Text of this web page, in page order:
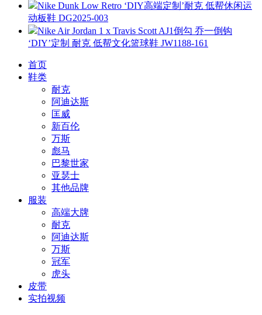
Nike Dunk Low Retro ‘DIY高端定制’耐克 低帮休闲运
动板鞋 DG2025-003
Nike Air Jordan 1 x Travis Scott AJ1倒勾 乔一倒钩
‘DIY’定制 耐克 低帮文化篮球鞋 JW1188-161
首页
鞋类
耐克
阿迪达斯
匡威
新百伦
万斯
彪马
巴黎世家
亚瑟士
其他品牌
服装
高端大牌
耐克
阿迪达斯
万斯
冠军
虎头
皮带
实拍视频